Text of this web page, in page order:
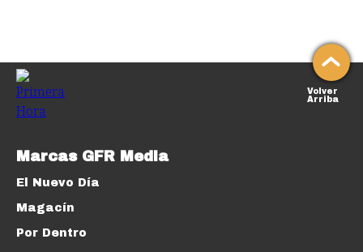
Volver
Arriba
Marcas GFR Media
El Nuevo Día
Magacín
Por Dentro